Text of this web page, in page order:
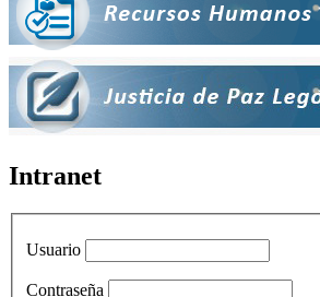
Intranet
Usuario
Contraseña